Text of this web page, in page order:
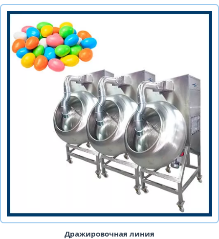
Дражировочная линия